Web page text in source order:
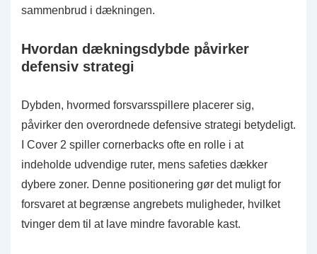
sammenbrud i dækningen.
Hvordan dækningsdybde påvirker
defensiv strategi
Dybden, hvormed forsvarsspillere placerer sig,
påvirker den overordnede defensive strategi betydeligt.
I Cover 2 spiller cornerbacks ofte en rolle i at
indeholde udvendige ruter, mens safeties dækker
dybere zoner. Denne positionering gør det muligt for
forsvaret at begrænse angrebets muligheder, hvilket
tvinger dem til at lave mindre favorable kast.